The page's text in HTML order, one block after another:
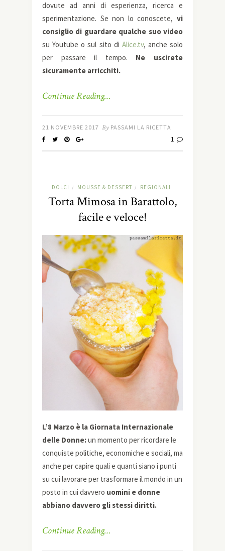
dovute ad anni di esperienza, ricerca e
sperimentazione. Se non lo conoscete, vi
consiglio di guardare qualche suo video
su Youtube o sul sito di Alice.tv, anche solo
per passare il tempo. Ne uscirete
sicuramente arricchiti.
Continue Reading…
21 NOVEMBRE 2017 By PASSAMI LA RICETTA
1
DOLCI / MOUSSE & DESSERT / REGIONALI
Torta Mimosa in Barattolo,
facile e veloce!
L’8 Marzo è la Giornata Internazionale
delle Donne:un momento per ricordare le
conquiste politiche, economiche e sociali, ma
anche per capire quali e quanti siano i punti
su cui lavorare per trasformare il mondo in un
posto in cui davvero uomini e donne
abbiano davvero gli stessi diritti.
Continue Reading…